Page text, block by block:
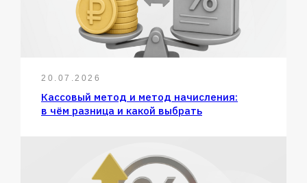
20.07.2026
Кассовый метод и метод начисления:
в чём разница и какой выбрать